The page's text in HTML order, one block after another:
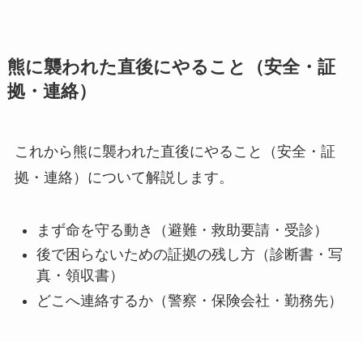
熊に襲われた直後にやること（安全・証
拠・連絡）
これから熊に襲われた直後にやること（安全・証
拠・連絡）について解説します。
まず命を守る動き（避難・救助要請・受診）
後で困らないための証拠の残し方（診断書・写
真・領収書）
どこへ連絡するか（警察・保険会社・勤務先）